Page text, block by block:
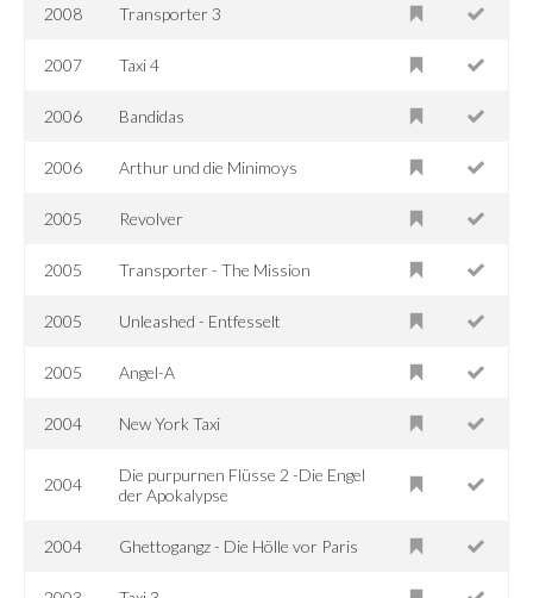
2008 Transporter 3
2007 Taxi 4
2006 Bandidas
2006 Arthur und die Minimoys
2005 Revolver
2005 Transporter - The Mission
2005 Unleashed - Entfesselt
2005 Angel-A
2004 New York Taxi
2004
Die purpurnen Flüsse 2 -Die Engel
der Apokalypse
2004 Ghettogangz - Die Hölle vor Paris